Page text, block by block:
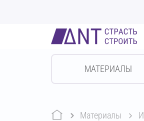
МАТЕРИАЛЫ
Материалы